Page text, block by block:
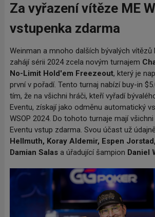
Za vyřazení vítěze ME
vstupenka zdarma
Weinman a mnoho dalších bývalých vítězů
zahájí sérii 2024 zcela novým turnajem
No-Limit Hold'em Freezeout, který je
první v pořadí. Tento turnaj nabízí buy-in
tím, že na všichni hráči, kteří vyřadí
Eventu, získají jako odměnu automatický
WSOP 2024. Do tohoto turnaje mají
Eventu vstup zdarma. Svou účast už
Hellmuth, Koray Aldemir, Espen
Damian Salasa úřadující šampion Daniel